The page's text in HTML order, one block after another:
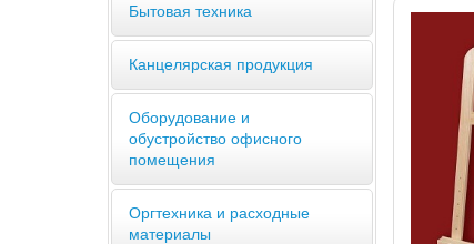
Бытовая техника
Канцелярская продукция
Оборудование и
обустройство офисного
помещения
Оргтехника и расходные
материалы